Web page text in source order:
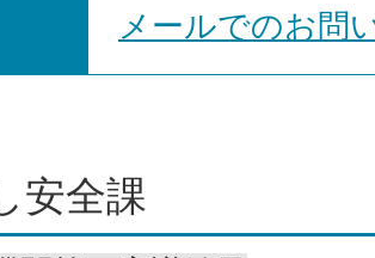
メールでのお問
安全課